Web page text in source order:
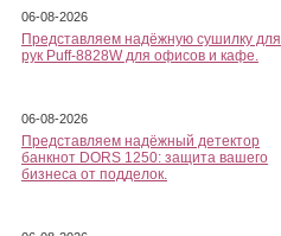
06-08-2026
Представляем надёжную сушилку для
рук Puff-8828W для офисов и кафе.
06-08-2026
Представляем надёжный детектор
банкнот DORS 1250: защита вашего
бизнеса от подделок.